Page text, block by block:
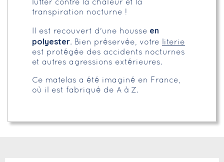
lutter contre la chaleur et la
transpiration nocturne !
Il est recouvert d'une housse en
polyester. Bien préservée, votre
literie
est protégée des accidents nocturnes
et autres agressions extérieures.
Ce matelas a été imaginé en France,
où il est fabriqué de A à Z.